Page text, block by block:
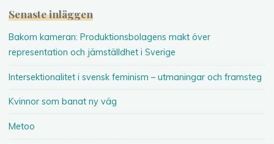
Senaste inläggen
Bakom kameran: Produktionsbolagens makt över
representation och jämställdhet i Sverige
Intersektionalitet i svensk feminism – utmaningar och framsteg
Kvinnor som banat ny väg
Metoo